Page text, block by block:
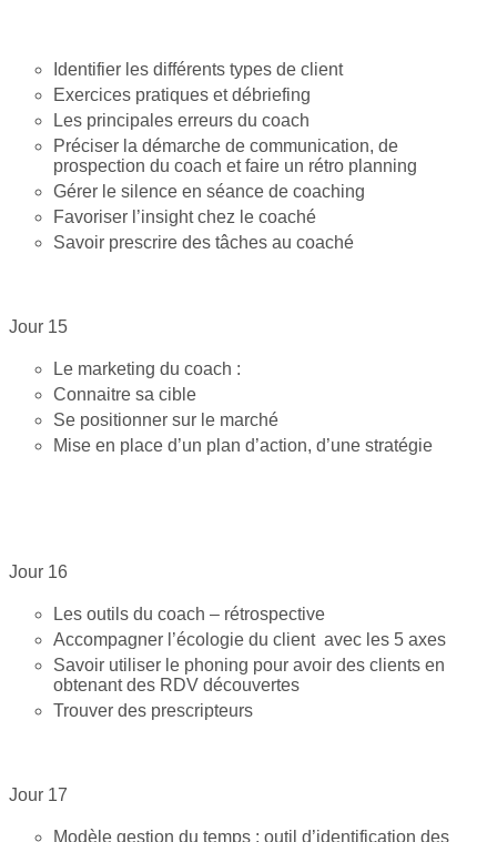
Identifier les différents types de client
Exercices pratiques et débriefing
Les principales erreurs du coach
Préciser la démarche de communication, de
prospection du coach et faire un rétro planning
Gérer le silence en séance de coaching
Favoriser l’insight chez le coaché
Savoir prescrire des tâches au coaché
Jour 15
Le marketing du coach :
Connaitre sa cible
Se positionner sur le marché
Mise en place d’un plan d’action, d’une stratégie
Jour 16
Les outils du coach – rétrospective
Accompagner l’écologie du client avec les 5 axes
Savoir utiliser le phoning pour avoir des clients en
obtenant des RDV découvertes
Trouver des prescripteurs
Jour 17
Modèle gestion du temps : outil d’identification des